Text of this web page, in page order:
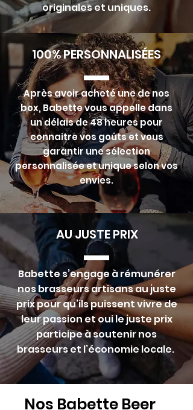
originales et uniques.
100% PERSONNALISÉES
Après avoir acheté une de nos
box, Babette vous appelle dans
un délais de 48 heures pour
connaitre vos goûts et vous
garantir une sélection
personnalisée et unique selon vos
envies.
AU JUSTE PRIX
Babette s’engage à rémunérer
nos brasseurs artisans au juste
prix pour qu’ils puissent vivre de
leur passion et oui le juste prix
participe à soutenir nos
brasseurs et l’économie locale.
Nos Babette Beer